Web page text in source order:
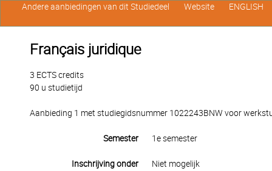
Français juridique
3 ECTS credits
90 u studietijd
Aanbieding 1 met studiegidsnummer 1022243BNW voor
Semester 1e semester
Inschrijving onder
Niet mogelijk
Andere aanbiedingen van dit Studiedeel Website ENGLISH